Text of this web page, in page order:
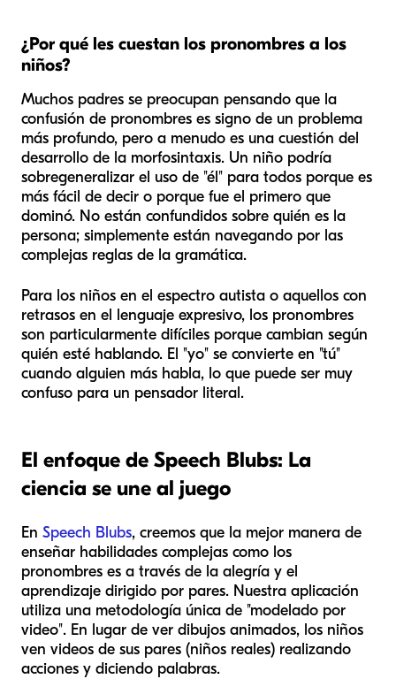
¿Por qué les cuestan los pronombres a los
niños?
Muchos padres se preocupan pensando que la
confusión de pronombres es signo de un problema
más profundo, pero a menudo es una cuestión del
desarrollo de la morfosintaxis. Un niño podría
sobregeneralizar el uso de "él" para todos porque es
más fácil de decir o porque fue el primero que
dominó. No están confundidos sobre quién es la
persona; simplemente están navegando por las
complejas reglas de la gramática.
Para los niños en el espectro autista o aquellos con
retrasos en el lenguaje expresivo, los pronombres
son particularmente difíciles porque cambian según
quién esté hablando. El "yo" se convierte en "tú"
cuando alguien más habla, lo que puede ser muy
confuso para un pensador literal.
El enfoque de Speech Blubs: La
ciencia se une al juego
En Speech Blubs, creemos que la mejor manera de
enseñar habilidades complejas como los
pronombres es a través de la alegría y el
aprendizaje dirigido por pares. Nuestra aplicación
utiliza una metodología única de "modelado por
video". En lugar de ver dibujos animados, los niños
ven videos de sus pares (niños reales) realizando
acciones y diciendo palabras.